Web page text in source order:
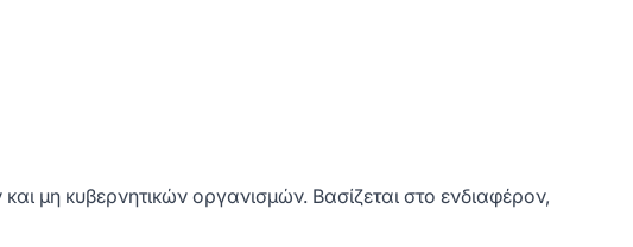
μη κυβερνητικών οργανισμών. Βασίζεται στο ενδιαφέρον,